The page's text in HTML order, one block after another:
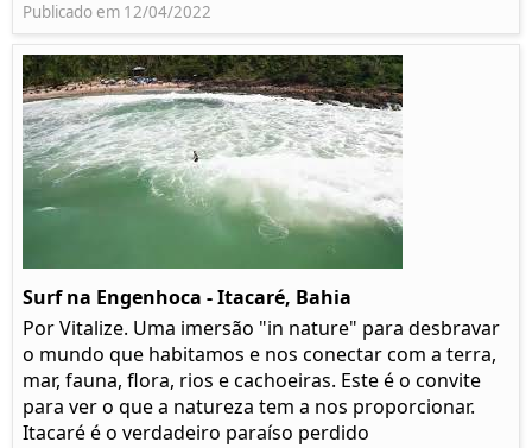
Publicado em 12/04/2022
Surf na Engenhoca - Itacaré, Bahia
Por Vitalize. Uma imersão "in nature" para desbravar
o mundo que habitamos e nos conectar com a terra,
mar, fauna, flora, rios e cachoeiras. Este é o convite
para ver o que a natureza tem a nos proporcionar.
Itacaré é o verdadeiro paraíso perdido